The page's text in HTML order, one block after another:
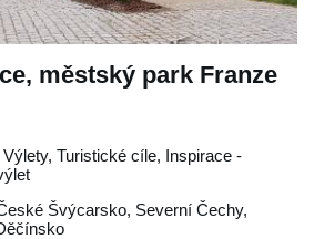
městský park Franze
Turistické cíle, Inspirace -
Švýcarsko, Severní Čechy,